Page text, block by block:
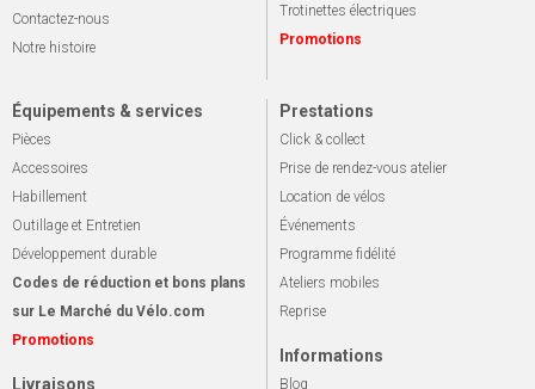
Contactez-nous
Notre histoire
Trotinettes électriques
Promotions
Équipements & services
Pièces
Accessoires
Habillement
Outillage et Entretien
Développement durable
Codes de réduction et bons plans
sur Le Marché du Vélo.com
Promotions
Livraisons
Prestations
Click & collect
Prise de rendez-vous atelier
Location de vélos
Événements
Programme fidélité
Ateliers mobiles
Reprise
Informations
Blog